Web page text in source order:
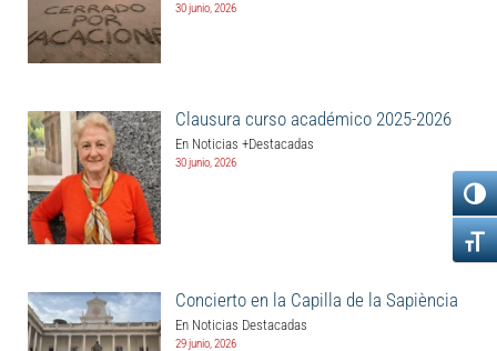
30 junio, 2026
Clausura curso académico 2025-2026
En Noticias +Destacadas
30 junio, 2026
Concierto en la Capilla de la Sapiència
En Noticias Destacadas
29 junio, 2026